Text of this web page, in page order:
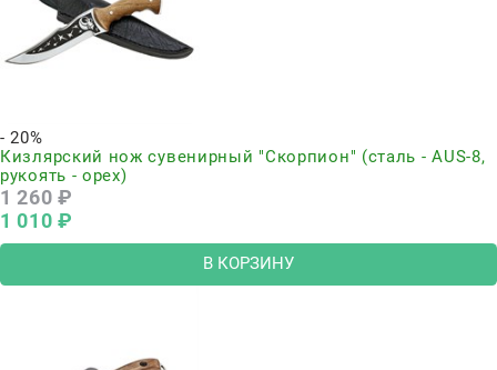
- 20%
Кизлярский нож сувенирный "Скорпион" (сталь - AUS-8,
рукоять - орех)
1 260 ₽
1 010 ₽
В КОРЗИНУ